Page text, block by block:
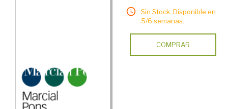
Sin Stock. Disponible en
5/6 semanas.
COMPRAR